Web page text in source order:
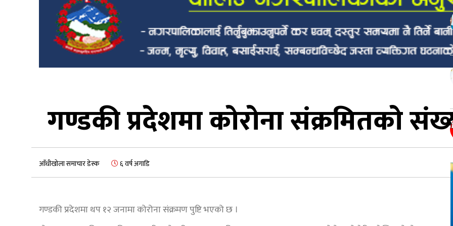
गण्डकी प्रदेशमा काेराेना संक्रमितकाे
आँधीखोला समाचार डेस्क ६ वर्ष अगाडि
गण्डकी प्रदेशमा थप १२ जनामा कोरोना संक्रमण पुष्टि भएको छ ।